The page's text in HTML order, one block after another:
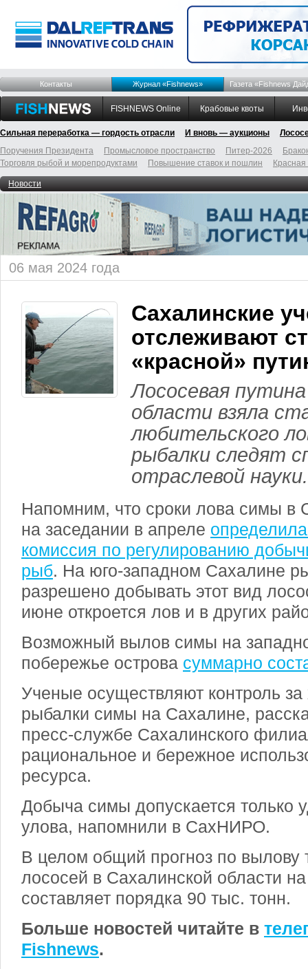
Контакты Журнал «Fishnews» Газета «Fishnews
FISHNEWS Online Крабовые квоты
Сильная переработка — гордость отрасли И вновь — аукционы
Поручения Президента
Промысловое пространство Питер-2026
Торговля рыбой и морепродуктами
Повышение ставок и пошлин
Новости
06 мая 2024 года
Сахалинские
отслеживают
«красной»
Лососевая
области взяла
любительского
рыбалки следят
отраслевой науки.
Напомним, что сроки лова симы в
на заседании в апреле
комиссия по регулированию
рыб. На юго-западном Сахалине
разрешено добывать этот вид
июне откроется лов и в других
Возможный вылов симы на
побережье острова суммарно
Ученые осуществляют контроль
рыбалки симы на Сахалине,
пресс-службе Сахалинского
рациональное и бережное
ресурса.
Добыча симы допускается только
улова, напомнили в СахНИРО.
В целом общий прогноз по вылову
лососей в Сахалинской области
составляет порядка 90 тыс. тонн.
Больше новостей читайте в
Fishnews.